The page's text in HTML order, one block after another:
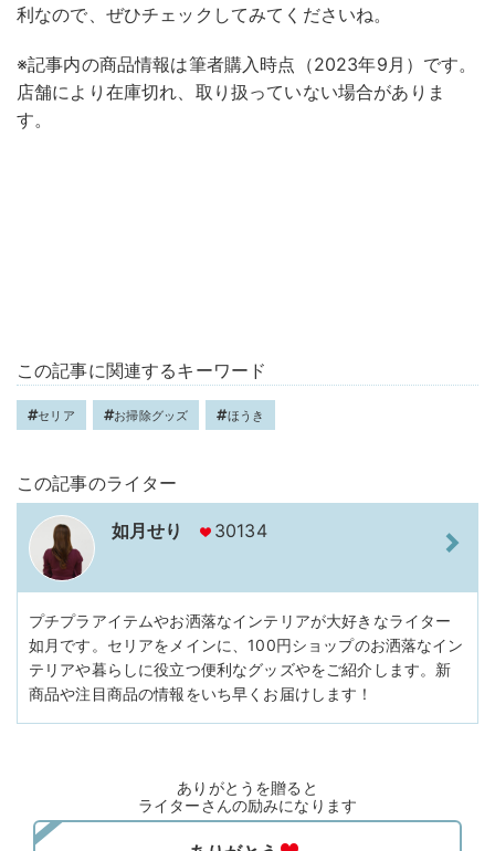
利なので、ぜひチェックしてみてくださいね。
※記事内の商品情報は筆者購入時点（2023年9月）です。
店舗により在庫切れ、取り扱っていない場合がありま
す。
この記事に関連するキーワード
セリア お掃除グッズ ほうき
この記事のライター
如月せり 30134
プチプラアイテムやお洒落なインテリアが大好きなライター
如月です。セリアをメインに、100円ショップのお洒落なイン
テリアや暮らしに役立つ便利なグッズやをご紹介します。新
商品や注目商品の情報をいち早くお届けします！
ありがとうを贈ると
ライターさんの励みになります